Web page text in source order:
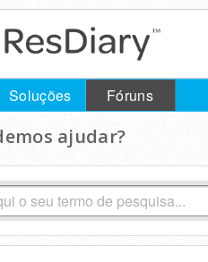
Soluções Fóruns
ajudar?